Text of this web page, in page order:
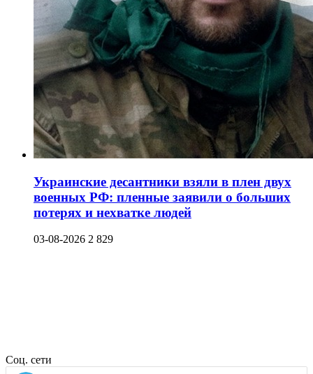
Украинские десантники взяли в плен двух
военных РФ: пленные заявили о больших
потерях и нехватке людей
03-08-2026 2 829
Соц. сети